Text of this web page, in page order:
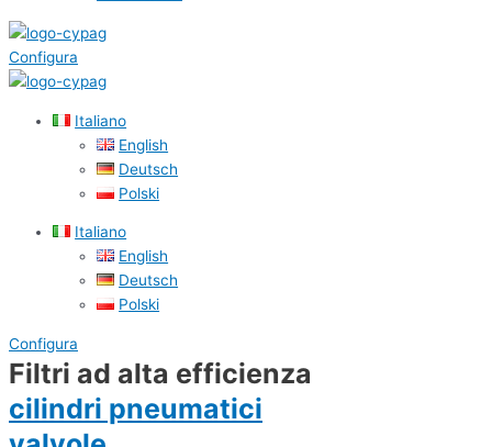
Configura
Italiano
English
Deutsch
Polski
Italiano
English
Deutsch
Polski
Configura
Filtri ad alta efficienza
cilindri pneumatici